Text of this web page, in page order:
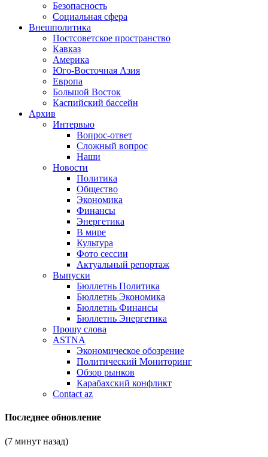
Безопасность
Социальная сфера
Внешполитика
Постсоветское пространство
Кавказ
Америка
Юго-Восточная Азия
Европа
Большой Восток
Каспийский бассейн
Архив
Интервью
Вопрос-ответ
Сложный вопрос
Наши
Новости
Политика
Общество
Экономика
Финансы
Энергетика
В мире
Культура
Фото сессии
Актуальный репортаж
Выпуски
Бюллетнь Политика
Бюллетнь Экономика
Бюллетнь Финансы
Бюллетнь Энергетика
Прошу слова
ASTNA
Экономическое обозрение
Политический Мониторинг
Обзор рынков
Карабахский конфликт
Contact az
Последнее обновление
(7 минут назад)